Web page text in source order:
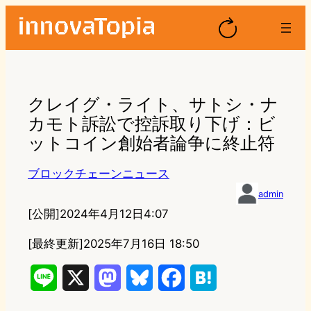
クレイグ・ライト、サトシ・ナ
カモト訴訟で控訴取り下げ：ビ
ットコイン創始者論争に終止符
ブロックチェーンニュース
admin
[公開]2024年4月12日4:07
[最終更新]2025年7月16日 18:50